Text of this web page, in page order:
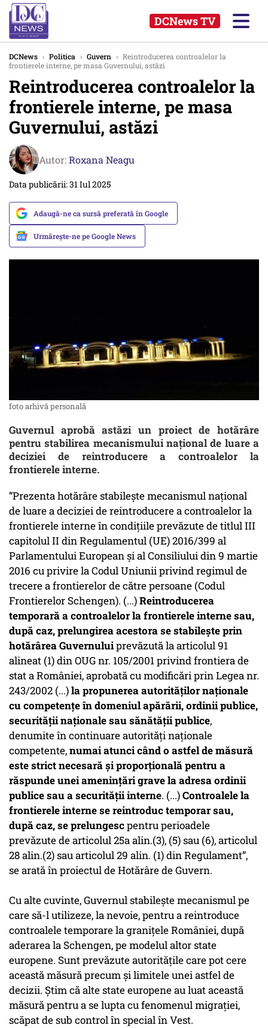
DCNews TV
DCNews › Politica › Guvern › Reintroducerea controalelor la
frontierele interne, pe masa Guvernului, astăzi
Reintroducerea controalelor la
frontierele interne, pe masa
Guvernului, astăzi
Autor:Roxana Neagu
Data publicării: 31 Iul 2025
Adaugă-ne ca sursă preferată în Google
Urmărește-ne pe Google News
foto arhivă personală
Guvernul aprobă astăzi un proiect de hotărâre
pentru stabilirea mecanismului național de luare a
deciziei de reintroducere a controalelor la
frontierele interne.
”Prezenta hotărâre stabilește mecanismul național
de luare a deciziei de reintroducere a controalelor la
frontierele interne în condițiile prevăzute de titlul III
capitolul II din Regulamentul (UE) 2016/399 al
Parlamentului European și al Consiliului din 9 martie
2016 cu privire la Codul Uniunii privind regimul de
trecere a frontierelor de către persoane (Codul
Frontierelor Schengen). (...)Reintroducerea
temporară a controalelor la frontierele interne sau,
după caz, prelungirea acestora se stabilește prin
hotărârea Guvernuluiprevăzută la articolul 91
alineat (1) din OUG nr. 105/2001 privind frontiera de
stat a României, aprobată cu modificări prin Legea nr.
243/2002 (...)la propunerea autorităților naționale
cu competențe în domeniul apărării, ordinii publice,
securității naționale sau sănătății publice,
denumite în continuare autorități naționale
competente,numai atunci când o astfel de măsură
este strict necesară și proporțională pentru a
răspunde unei amenințări grave la adresa ordinii
publice sau a securității interne. (...)Controalele la
frontierele interne se reintroduc temporar sau,
după caz, se prelungescpentru perioadele
prevăzute de articolul 25a alin.(3), (5) sau (6), articolul
28 alin.(2) sau articolul 29 alin. (1) din Regulament”,
se arată în proiectul de Hotărâre de Guvern.
Cu alte cuvinte, Guvernul stabilește mecanismul pe
care să-l utilizeze, la nevoie, pentru a reintroduce
controalele temporare la granițele României, după
aderarea la Schengen, pe modelul altor state
europene. Sunt prevăzute autoritățile care pot cere
această măsură precum și limitele unei astfel de
decizii. Știm că alte state europene au luat această
măsură pentru a se lupta cu fenomenul migrației,
scăpat de sub control în special în Vest.